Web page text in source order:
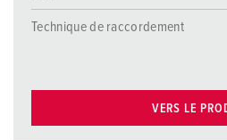
Technique de raccordement
VERS LE